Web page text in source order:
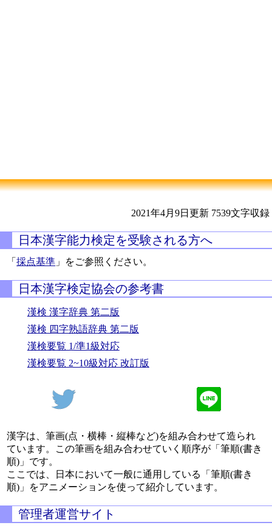
2021年4月9日更新 7539文字収録
日本漢字能力検定を受験される方へ
「採点基準 」をご参照ください。
日本漢字検定協会の参考書
漢検 漢字辞典 第二版
漢検 四字熟語辞典 第二版
漢検要覧 1/準1級対応
漢検要覧 2~10級対応 改訂版
漢字は、筆画(点・横棒・縦棒など)を組み合わせて造られ
ています。この筆画を組み合わせていく順序が「筆順(書き
順)」です。
ここでは、日本において一般に通用している「筆順(書き
順)」をアニメーションを使って紹介しています。
管理者運営サイト